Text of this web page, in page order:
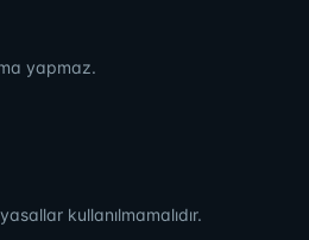
yapmaz.
kullanılmamalıdır.